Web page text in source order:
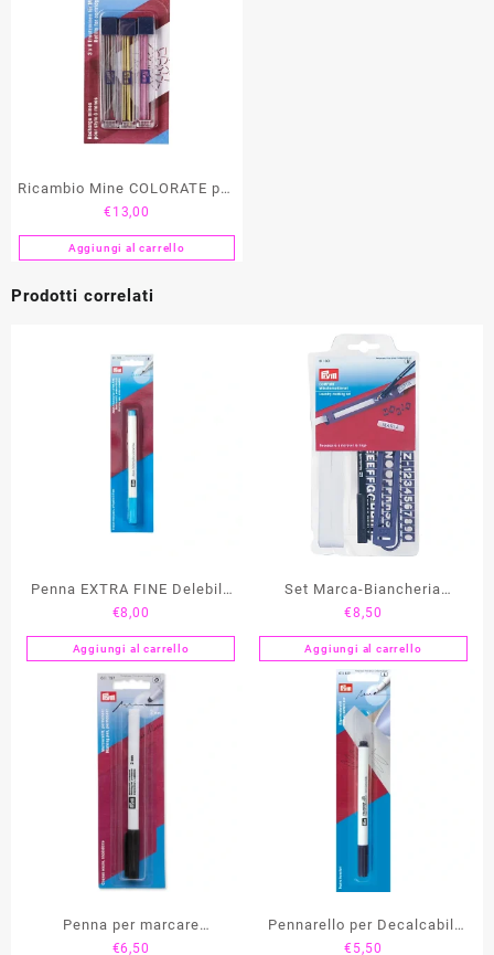
Ricambio Mine COLORATE per
Matita “Extra Fine” 0,9 mm
PRYM
€ 13,00
Aggiungi al carrello
Prodotti correlati
Penna EXTRA FINE Delebile
con Acqua / Magic Marker
PRYM
€8,00
Aggiungi al carrello
Set Marca-Biancheria
COMFORT PRYM
€8,50
Aggiungi al carrello
Penna per marcare
€6,50
Pennarello per Decalcabili
€ 5,50